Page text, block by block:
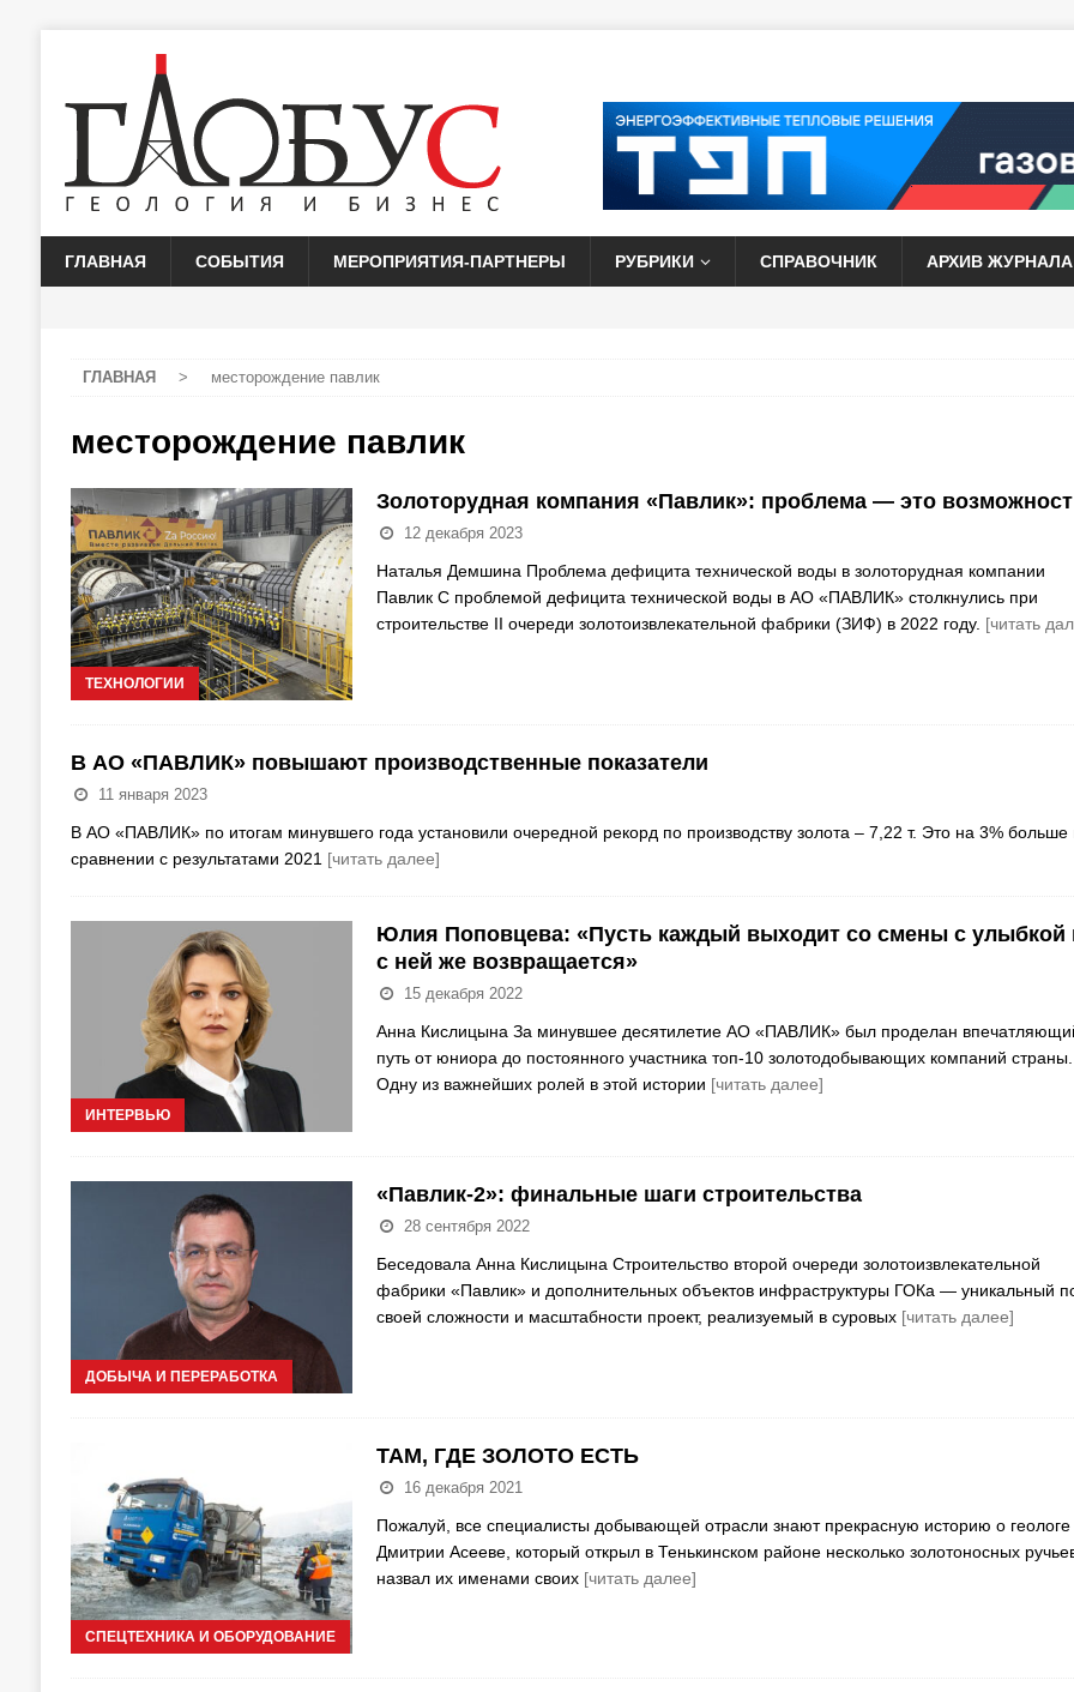
ГЛАВНАЯ СОБЫТИЯ МЕРОПРИЯТИЯ-ПАРТНЕРЫ РУБРИКИ СПРАВОЧНИК АРХИВ ЖУРНАЛА
ГЛАВНАЯ > месторождение павлик
месторождение павлик
ТЕХНОЛОГИИ
Золоторудная компания «Павлик»: проблема — это
12 декабря 2023
Наталья Демшина Проблема дефицита технической воды в золоторудная компании
Павлик С проблемой дефицита технической воды в АО «ПАВЛИК» столкнулись при
строительстве II очереди золотоизвлекательной фабрики (ЗИФ) в 2022 году. [читать
В АО «ПАВЛИК» повышают производственные показатели
11 января 2023
В АО «ПАВЛИК» по итогам минувшего года установили очередной рекорд по производству золота – 7,22 т. Это на 3% больше
сравнении с результатами 2021 [читать далее]
ИНТЕРВЬЮ
Юлия Поповцева: «Пусть каждый выходит со смены с улыбкой
с ней же возвращается»
15 декабря 2022
Анна Кислицына За минувшее десятилетие АО «ПАВЛИК» был проделан
путь от юниора до постоянного участника топ-10 золотодобывающих компаний страны.
Одну из важнейших ролей в этой истории [читать далее]
ДОБЫЧА И ПЕРЕРАБОТКА
«Павлик-2»: финальные шаги строительства
28 сентября 2022
Беседовала Анна Кислицына Строительство второй очереди золотоизвлекательной
фабрики «Павлик» и дополнительных объектов инфраструктуры ГОКа — уникальный
своей сложности и масштабности проект, реализуемый в суровых [читать далее]
СПЕЦТЕХНИКА И ОБОРУДОВАНИЕ
ТАМ, ГДЕ ЗОЛОТО ЕСТЬ
16 декабря 2021
Пожалуй, все специалисты добывающей отрасли знают прекрасную историю о геологе
Дмитрии Асееве, который открыл в Тенькинском районе несколько золотоносных
назвал их именами своих [читать далее]